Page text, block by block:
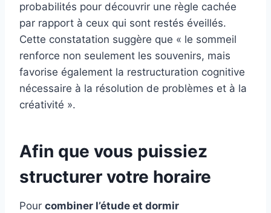
probabilités pour découvrir une règle cachée
par rapport à ceux qui sont restés éveillés.
Cette constatation suggère que « le sommeil
renforce non seulement les souvenirs, mais
favorise également la restructuration cognitive
nécessaire à la résolution de problèmes et à la
créativité ».
Afin que vous puissiez
structurer votre horaire
Pour combiner l’étude et dormir